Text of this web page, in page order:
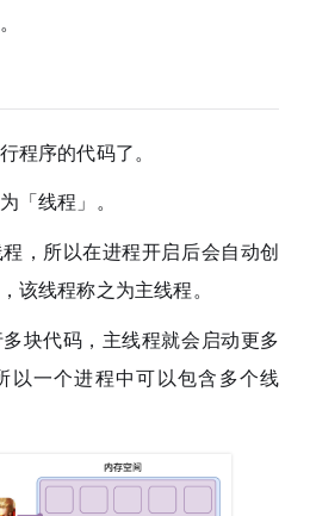
程序的代码了。
「线程」。
，所以在进程开启后会自动创
该线程称之为主线程。
块代码，主线程就会启动更多
以一个进程中可以包含多个线